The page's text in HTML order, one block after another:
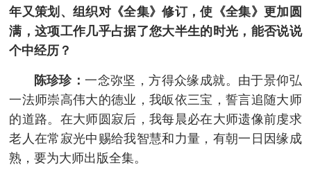
年又策划、组织对《全集》修订，使《全集》更加圆
满，这项工作几乎占据了您大半生的时光，能否说说
个中经历？
陈珍珍：一念弥坚，方得众缘成就。由于景仰弘
一法师崇高伟大的德业，我皈依三宝，誓言追随大师
的道路。在大师圆寂后，我每晨必在大师遗像前虔求
老人在常寂光中赐给我智慧和力量，有朝一日因缘成
熟，要为大师出版全集。